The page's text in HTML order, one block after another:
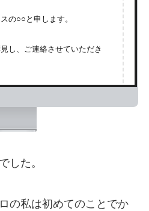
の○○と申します。
し、ご連絡させていただき
した。
の私は初めてのことでか